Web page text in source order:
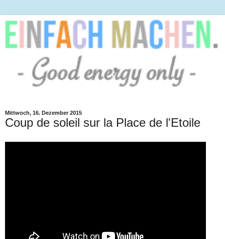
Mittwoch, 16. Dezember 2015
Coup de soleil sur la Place de l'Etoile